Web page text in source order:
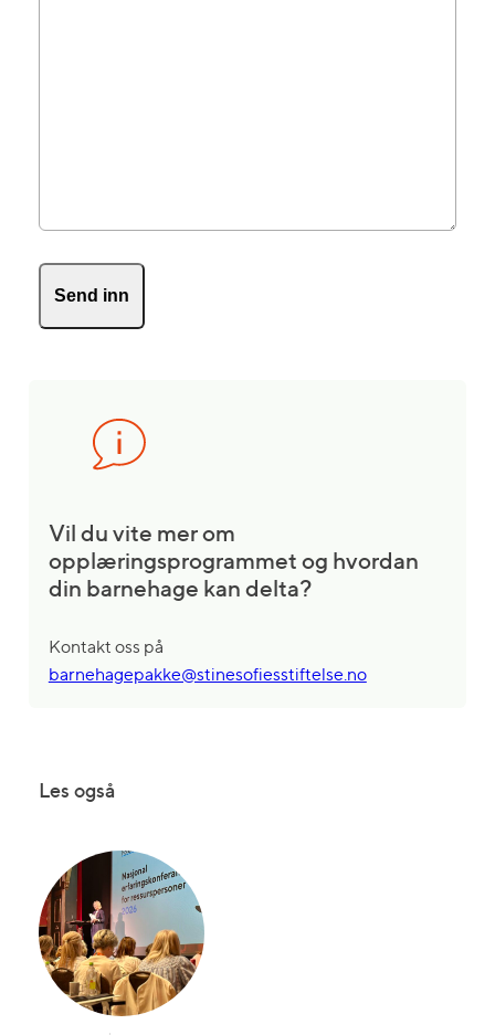
Vil du vite mer om
opplæringsprogrammet og hvordan
din barnehage kan delta?
Kontakt oss på
barnehagepakke@stinesofiesstiftelse.no
Les også